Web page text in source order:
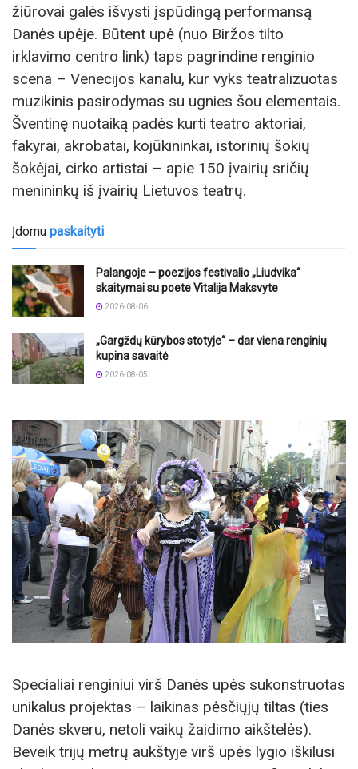
žiūrovai galės išvysti įspūdingą performansą
Danės upėje. Būtent upė (nuo Biržos tilto
irklavimo centro link) taps pagrindine renginio
scena – Venecijos kanalu, kur vyks teatralizuotas
muzikinis pasirodymas su ugnies šou elementais.
Šventinę nuotaiką padės kurti teatro aktoriai,
fakyrai, akrobatai, kojūkininkai, istorinių šokių
šokėjai, cirko artistai – apie 150 įvairių sričių
menininkų iš įvairių Lietuvos teatrų.
Įdomu paskaityti
Palangoje – poezijos festivalio „Liudvika“
skaitymai su poete Vitalija Maksvyte
2026-08-06
„Gargždų kūrybos stotyje“ – dar viena renginių
kupina savaitė
2026-08-05
Specialiai renginiui virš Danės upės sukonstruotas
unikalus projektas – laikinas pėsčiųjų tiltas (ties
Danės skveru, netoli vaikų žaidimo aikštelės).
Beveik trijų metrų aukštyje virš upės lygio iškilusi